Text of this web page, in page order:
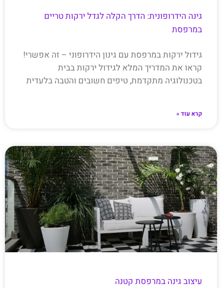
גינה הידרופונית: הדרך הקלה לגדל ירקות טריים
במרפסת
גידול ירקות במרפסת עם גינון הידרופוני – זה אפשרי!
קראו את המדריך המלא לגידול ירקות בבית
בטכנולוגיה מתקדמת, טיפים חשובים והטבה בלעדית
קרא עוד »
עיצוב גינה במרפסת קטנה